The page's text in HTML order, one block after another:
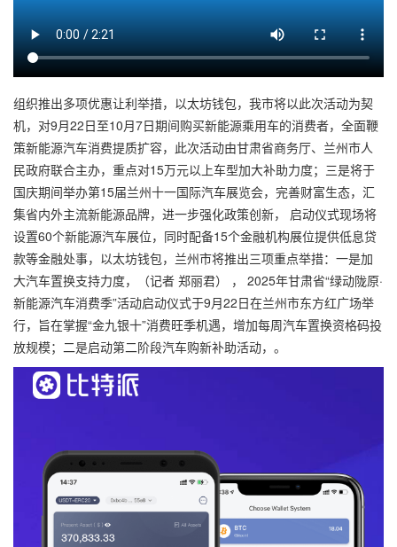
组织推出多项优惠让利举措，以太坊钱包，我市将以此次活动为契
机，对9月22日至10月7日期间购买新能源乘用车的消费者，全面鞭
策新能源汽车消费提质扩容，此次活动由甘肃省商务厅、兰州市人
民政府联合主办，重点对15万元以上车型加大补助力度；三是将于
国庆期间举办第15届兰州十一国际汽车展览会，完善财富生态，汇
集省内外主流新能源品牌，进一步强化政策创新， 启动仪式现场将
设置60个新能源汽车展位，同时配备15个金融机构展位提供低息贷
款等金融处事，以太坊钱包，兰州市将推出三项重点举措：一是加
大汽车置换支持力度，（记者 郑丽君） ， 2025年甘肃省“绿动陇原·
新能源汽车消费季”活动启动仪式于9月22日在兰州市东方红广场举
行，旨在掌握“金九银十”消费旺季机遇，增加每周汽车置换资格码投
放规模；二是启动第二阶段汽车购新补助活动，。